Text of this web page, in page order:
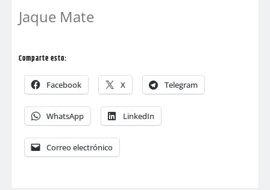
Jaque Mate
Comparte esto:
Facebook X Telegram
WhatsApp LinkedIn
Correo electrónico